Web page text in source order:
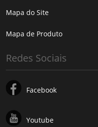
Mapa do Site
Mapa de Produto
Redes Sociais
Facebook
Youtube